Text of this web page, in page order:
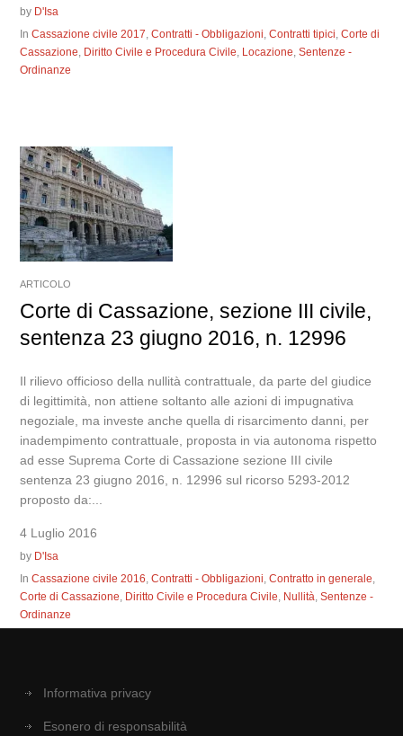
by D'Isa
InCassazione civile 2017,Contratti - Obbligazioni,Contratti tipici,Corte di
Cassazione, Diritto Civile e Procedura Civile, Locazione,Sentenze -
Ordinanze
ARTICOLO
Corte di Cassazione, sezione III civile,
sentenza 23 giugno 2016, n. 12996
Il rilievo officioso della nullità contrattuale, da parte del giudice
di legittimità, non attiene soltanto alle azioni di impugnativa
negoziale, ma investe anche quella di risarcimento danni, per
inadempimento contrattuale, proposta in via autonoma rispetto
ad esse Suprema Corte di Cassazione sezione III civile
sentenza 23 giugno 2016, n. 12996 sul ricorso 5293-2012
proposto da:...
4 Luglio 2016
by D'Isa
InCassazione civile 2016 ,Contratti - Obbligazioni ,Contratto in generale
Corte di Cassazione Diritto Civile e Procedura Civile Nullità ,Sentenze -
Ordinanze
Informativa privacy
Esonero di responsabilità